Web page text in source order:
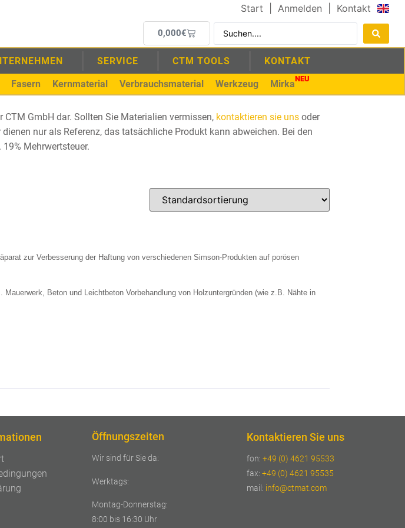
Start Anmelden Kontakt
0,000€
SERVICE CTM TOOLS KONTAKT
Fasern Kernmaterial Verbrauchsmaterial Werkzeug MirkaNEU
GmbH dar. Sollten Sie Materialien vermissen, kontaktieren sie uns oder
nur als Referenz, das tatsächliche Produkt kann abweichen. Bei den
Mehrwertsteuer.
zur Verbesserung der Haftung von verschiedenen Simson-Produkten auf porösen
Mauerwerk, Beton und Leichtbeton Vorbehandlung von Holzuntergründen (wie z.B. Nähte in
Öffnungszeiten
Wir sind für Sie da:
Werktags:
Montag-Donnerstag:
8:00 bis 16:30 Uhr
Kontaktieren Sie uns
fon:+49 (0) 4621 95533
fax:+49 (0) 4621 95535
mail: info@ctmat.com